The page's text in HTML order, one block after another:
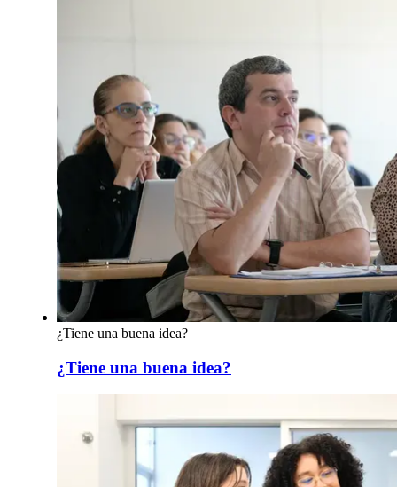
¿Tiene una buena idea?
¿Tiene una buena idea?